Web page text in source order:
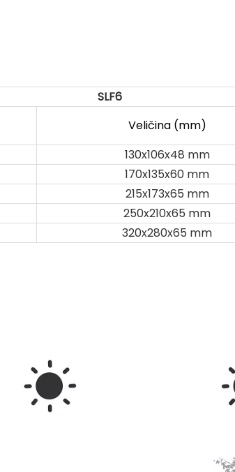
SLF6
Veličina (mm)
130x106x48 mm
170x135x60 mm
215x173x65 mm
250x210x65 mm
320x280x65 mm